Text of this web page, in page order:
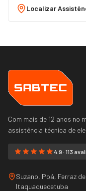
Localizar
Com mais de 12 anos no
assistência técnica de
4.9 · 113
Suzano, Poá, Ferraz
Itaquaquecetuba